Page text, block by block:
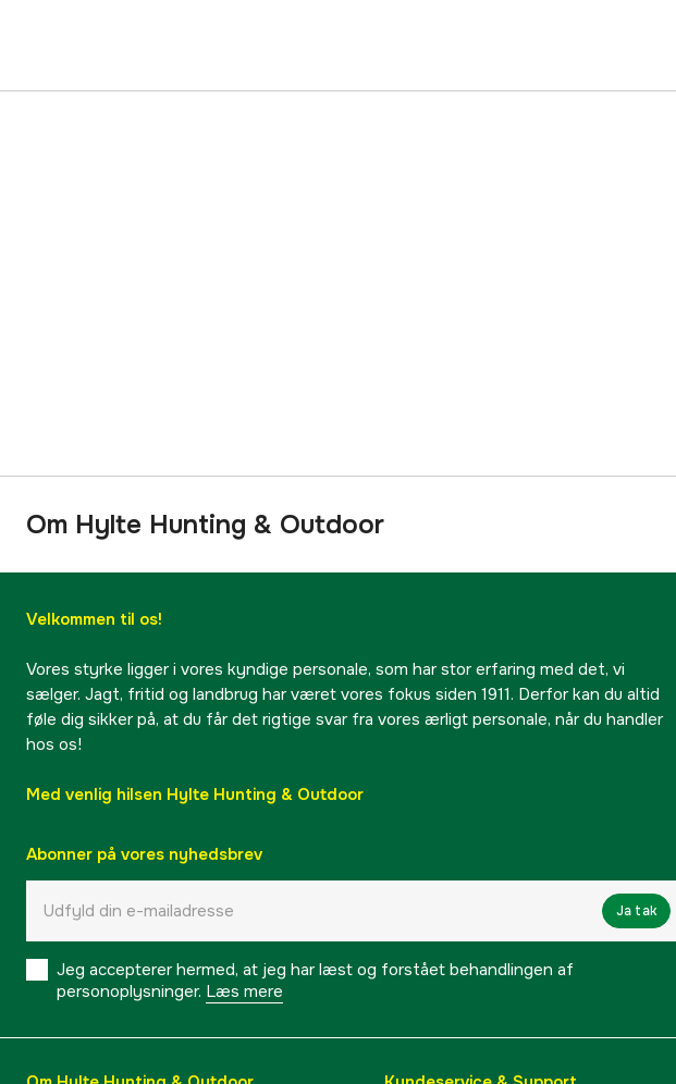
Om Hylte Hunting & Outdoor
Velkommen til os!
Vores styrke ligger i vores kyndige personale, som har stor erfaring med det, vi
sælger. Jagt, fritid og landbrug har været vores fokus siden 1911. Derfor kan du altid
føle dig sikker på, at du får det rigtige svar fra vores ærligt personale, når du handler
hos os!
Med venlig hilsen Hylte Hunting & Outdoor
Abonner på vores nyhedsbrev
Ja tak
Jeg accepterer hermed, at jeg har læst og forstået behandlingen af ​​
personoplysninger. Læs mere